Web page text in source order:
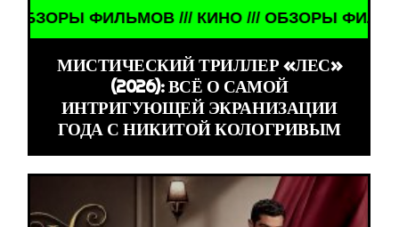
/// КИНО /// ОБЗОРЫ ФИЛЬМОВ /// КИНО
МИСТИЧЕСКИЙ ТРИЛЛЕР «ЛЕС»
(2026): ВСЁ О САМОЙ
ИНТРИГУЮЩЕЙ ЭКРАНИЗАЦИИ
ГОДА С НИКИТОЙ КОЛОГРИВЫМ